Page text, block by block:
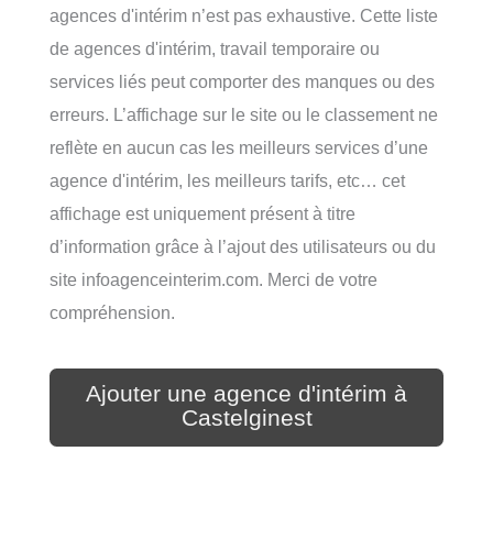
agences d'intérim n’est pas exhaustive. Cette liste
de agences d'intérim, travail temporaire ou
services liés peut comporter des manques ou des
erreurs. L’affichage sur le site ou le classement ne
reflète en aucun cas les meilleurs services d’une
agence d'intérim, les meilleurs tarifs, etc… cet
affichage est uniquement présent à titre
d’information grâce à l’ajout des utilisateurs ou du
site infoagenceinterim.com. Merci de votre
compréhension.
Ajouter une agence d'intérim à
Castelginest